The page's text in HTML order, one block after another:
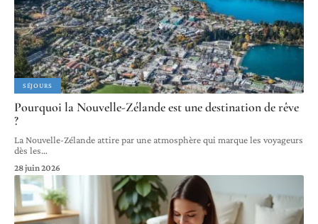
SÉJOURS
Pourquoi la Nouvelle-Zélande est une destination de rêve
?
La Nouvelle-Zélande attire par une atmosphère qui marque les voyageurs
dès les…
28 juin 2026